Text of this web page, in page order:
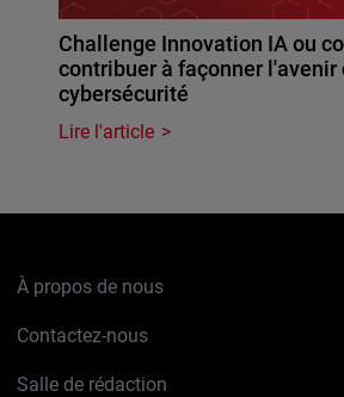
Challenge Innovation IA ou
contribuer à façonner l'avenir
cybersécurité
Lire l'article
À propos de nous
Contactez-nous
Salle de rédaction